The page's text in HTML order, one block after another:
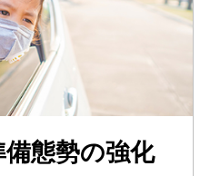
態勢の強化